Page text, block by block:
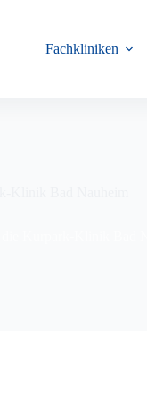
Fachkliniken